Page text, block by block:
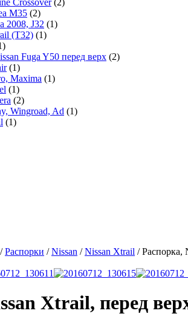
Crossover (2)
M35 (2)
2008, J32 (1)
(T32) (1)
Fuga Y50 перед верх (2)
(1)
Maxima (1)
(1)
(2)
Wingroad, Ad (1)
(1)
/Распорки /Nissan /Nissan Xtrail / Распорка,
Xtrail, перед